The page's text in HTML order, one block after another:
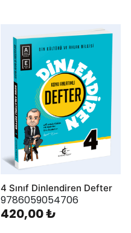
4 Sınıf Dinlendiren Defter
9786059054706
420,00 ₺